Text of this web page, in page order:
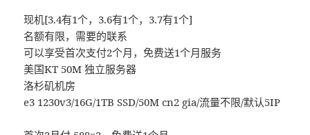
现机[3.4有1个，3.6有1个，3.7有1个]
名额有限，需要的联系
可以享受首次支付2个月，免费送1个月服务
美国KT 50M 独立服务器
洛杉矶机房
e3 1230v3/16G/1TB SSD/50M cn2 gia/流量不限/默认5IP